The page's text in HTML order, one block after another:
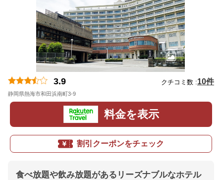
3.9 クチコミ数 :10件
静岡県熱海市和田浜南町3-9
料金を表示
割引クーポンをチェック
食べ放題や飲み放題があるリーズナブルなホテル